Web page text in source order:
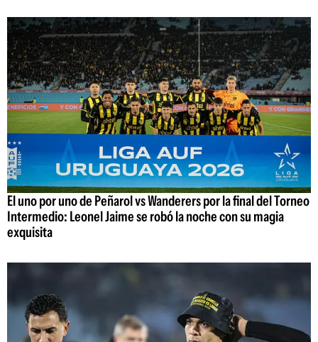
El uno por uno de Peñarol vs Wanderers por la final del Torneo
Intermedio: Leonel Jaime se robó la noche con su magia
exquisita